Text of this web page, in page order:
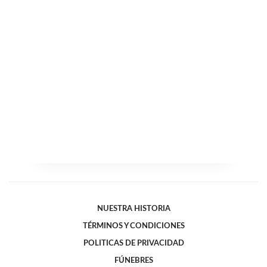
NUESTRA HISTORIA
TÉRMINOS Y CONDICIONES
POLITICAS DE PRIVACIDAD
FÚNEBRES